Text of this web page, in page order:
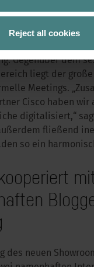
Reject all cookies
Vorhang
geschlossen oder
Gegenüber dem
liegt der große
Meetings.
Cisco haben wir
digitalisiert,“
fließend
so ein
des neuen